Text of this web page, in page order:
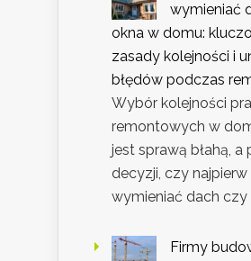
wymieniać
okna w domu:
zasady kolejności i
błędów podczas
Wybór kolejności
remontowych w
jest sprawą błahą, a
decyzji, czy najpierw
wymieniać dach czy
Firmy